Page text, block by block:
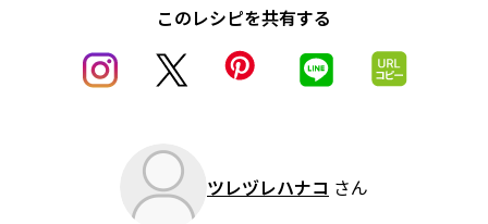
このレシピを共有する
ツレヅレハナコ さん